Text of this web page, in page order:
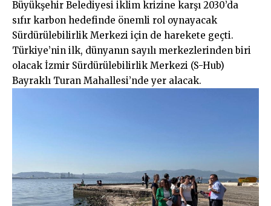
Büyükşehir Belediyesi iklim krizine karşı 2030’da
sıfır karbon hedefinde önemli rol oynayacak
Sürdürülebilirlik Merkezi için de harekete geçti.
Türkiye’nin ilk, dünyanın sayılı merkezlerinden biri
olacak İzmir Sürdürülebilirlik Merkezi (S-Hub)
Bayraklı Turan Mahallesi’nde yer alacak.